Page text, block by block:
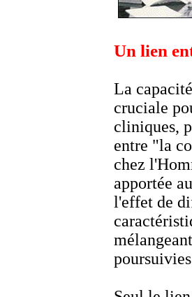
Un lien
La
cruciale
cliniques,
entre "la
chez
apportée
l'effet de